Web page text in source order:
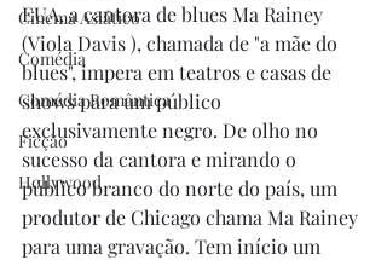
Cinema Asiático
Comédia
Comédia Romântica
Ficção
Hollywood
EUA, a cantora de blues Ma Rainey
(Viola Davis ), chamada de "a mãe do
blues", impera em teatros e casas de
shows para um público
exclusivamente negro. De olho no
sucesso da cantora e mirando o
público branco do norte do país, um
produtor de Chicago chama Ma Rainey
para uma gravação. Tem início um